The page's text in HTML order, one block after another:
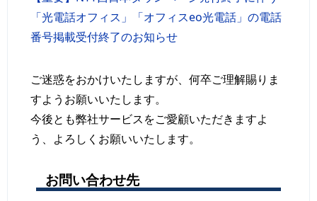
「光電話オフィス」「オフィスeo光電話」の電話
番号掲載受付終了のお知らせ
ご迷惑をおかけいたしますが、何卒ご理解賜りま
すようお願いいたします。
今後とも弊社サービスをご愛顧いただきますよ
う、よろしくお願いいたします。
お問い合わせ先